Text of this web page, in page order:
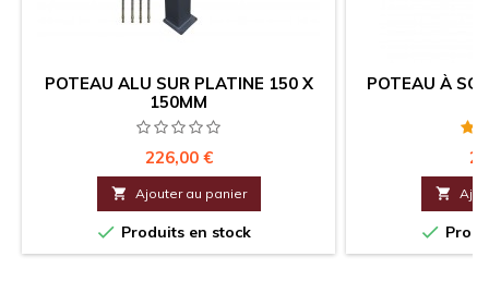
POTEAU ALU SUR PLATINE 150 X
150MM
Prix
226,00 €
 Ajouter au panier
 Produits en stock
POTEAU À

